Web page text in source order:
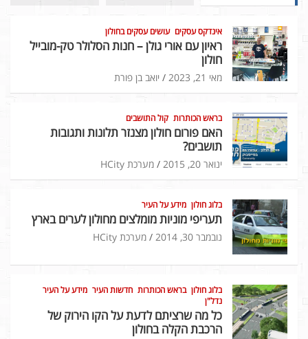
אינדקס עסקים עושים עסקים בחולון
ראיון עם אורי גולן – חנות הסלולר טק-מובייל
חולון
מאי 21, 2023 יואב בן פורת
בראש הכותרות קול התושבים
האם פורום חולון מצנזר תלונות ותגובות
תושבים?
ינואר 20, 2015 מערכת HCity
בלוג חולון מידע על העיר
תעריפי מוניות מומלצים מחולון לערים בארץ
נובמבר 30, 2014 מערכת HCity
בלוג חולון בראש הכותרות חדשות העיר מידע על העיר
נדל"ן
כל מה שרציתם לדעת על הקו הירוק של
הרכבת הקלה בחולון